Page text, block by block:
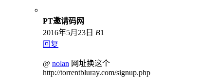
PT邀请码网
2016年5月23日 B1
回复
@ nolan 网址换这个
http://torrentbluray.com/signup.php